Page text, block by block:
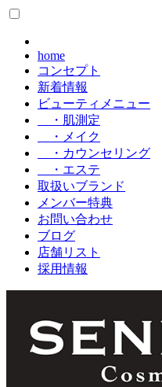
home
コンセプト
新着情報
ビューティメニュー
・肌測定
・メイク
・カウンセリング
・エステ
取扱いブランド
メンバー特典
お問い合わせ
ブログ
店舗リスト
採用情報